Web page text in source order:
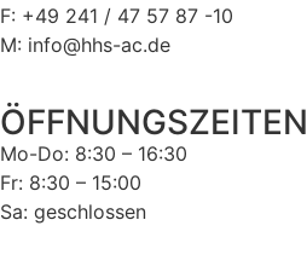
F: +49 241 / 47 57 87 -10
M: info@hhs-ac.de
ÖFFNUNGSZEITEN
Mo-Do: 8:30 – 16:30
Fr: 8:30 – 15:00
Sa: geschlossen